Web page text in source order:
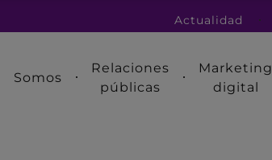
Actualidad
Somos
Relaciones
públicas
Marketing
digital